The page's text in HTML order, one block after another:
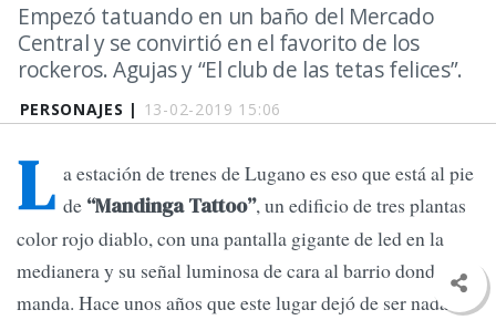
PERSONAJES | 13-02-2019 15:06
Empezó tatuando en un baño del Mercado
Central y se convirtió en el favorito de los
rockeros. Agujas y “El club de las tetas felices”.
L a estación de trenes de Lugano es eso que está al pie
de “Mandinga Tattoo”, un edificio de tres plantas
color rojo diablo, con una pantalla gigante de led en la
medianera y su señal luminosa de cara al barrio donde
manda. Hace unos años que este lugar dejó de ser nada